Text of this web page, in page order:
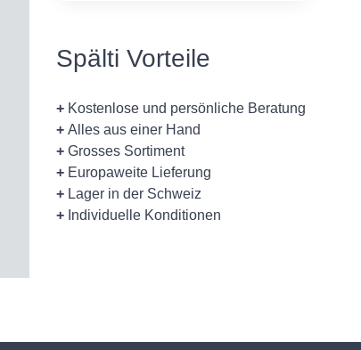
Spälti Vorteile
+ Kostenlose und persönliche Beratung
+ Alles aus einer Hand
+ Grosses Sortiment
+ Europaweite Lieferung
+ Lager in der Schweiz
+ Individuelle Konditionen